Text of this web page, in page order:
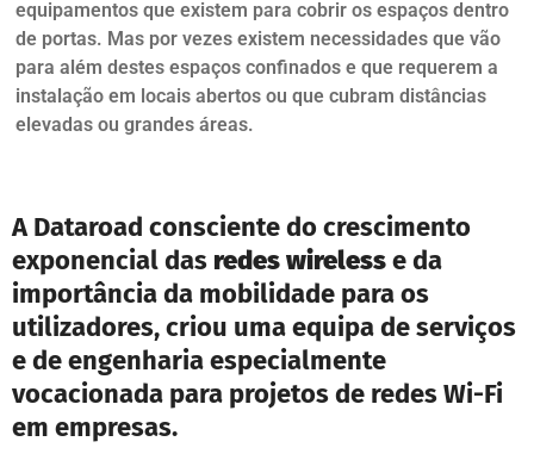
equipamentos que existem para cobrir os espaços dentro
de portas. Mas por vezes existem necessidades que vão
para além destes espaços confinados e que requerem a
instalação em locais abertos ou que cubram distâncias
elevadas ou grandes áreas.
A Dataroad consciente do crescimento
exponencial das redes wirelesse da
importância da mobilidade para os
utilizadores, criou uma equipa de serviços
e de engenharia especialmente
vocacionada para projetos de redes Wi-Fi
em empresas.